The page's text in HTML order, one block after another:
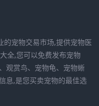
宠物交易市场,提供宠物医
全,您可以免费发布宠物
观赏鸟、宠物龟、宠物蜥
息,是您买卖宠物的最佳选